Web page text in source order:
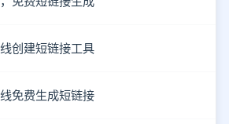
创建短链接工具
免费生成短链接